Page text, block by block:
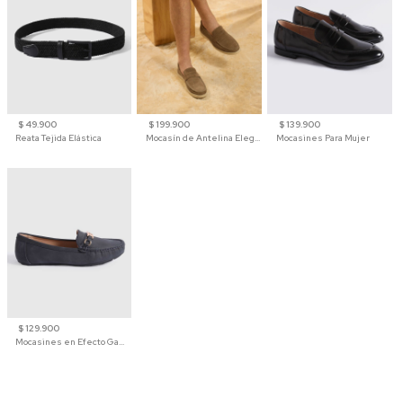
$ 49.900
Reata Tejida Elástica
$ 199.900
Mocasín de Antelina Elegante con Suela de Contraste Para Hombre
$ 139.900
Mocasines Para Mujer
$ 129.900
Mocasines en Efecto Gamuzado Para Mujer